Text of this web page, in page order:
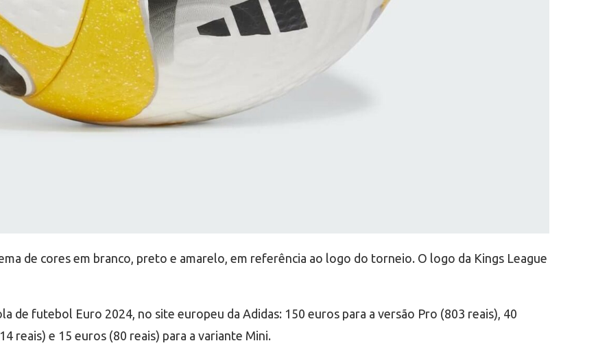
de cores em branco, preto e amarelo, em referência ao logo do torneio. O logo da Kings League
de futebol Euro 2024, no site europeu da Adidas: 150 euros para a versão Pro (803 reais), 40
reais) e 15 euros (80 reais) para a variante Mini.